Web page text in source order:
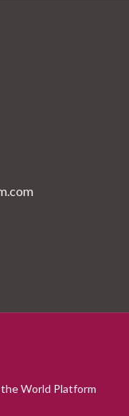
World Platform